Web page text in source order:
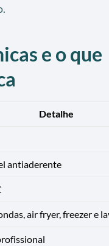
e o que
Detalhe
antiaderente
air fryer, freezer e